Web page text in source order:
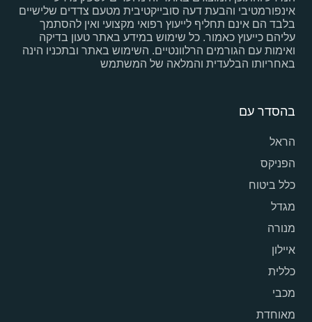
אינפורמטיבי והבעת דעה סובייקטיבית מטעם צדדים שלישיים
בלבד הם אינם תחליף לייעוץ רפואי מקצועי ואין להסתמך
עליהם כייעוץ כאמור. כל שימוש במידע באתר טעון בדיקה
ואימות עם הגורמים הרלוונטיים. השימוש באתר ובתכניו הינה
באחריותו הבלעדית והמלאה של המשתמש
בהסדר עם
הראל
הפניקס
כלל ביטוח
מגדל
מנורה
איילון
כללית
מכבי
מאוחדת